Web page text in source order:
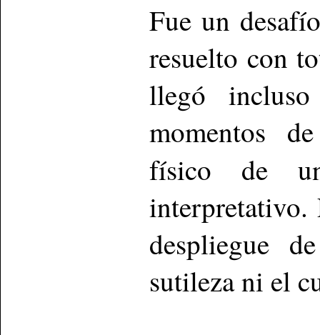
Fue un
resuelto con
llegó
momentos
físico de
interpretativo.
despliegue
sutileza ni el